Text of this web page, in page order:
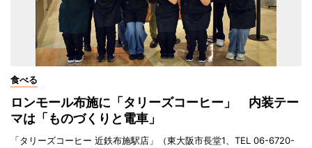
食べる
ロンモール布施に「タリーズコーヒー」 内装テー
マは「ものづくりと電車」
「タリーズコーヒー 近鉄布施駅店」（東大阪市長堂1、TEL 06-6720-